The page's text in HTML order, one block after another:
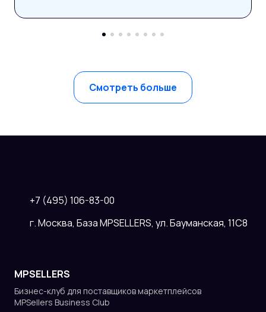
Смотреть больше
+7 (495) 106-83-00
г. Москва, База MPSELLERS, ул. Бауманская, 11С8
MPSELLERS
Бизнес-клуб для поставщиковмаркетплейсов
MPSellers Business Club